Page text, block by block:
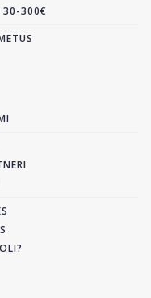
30-300€